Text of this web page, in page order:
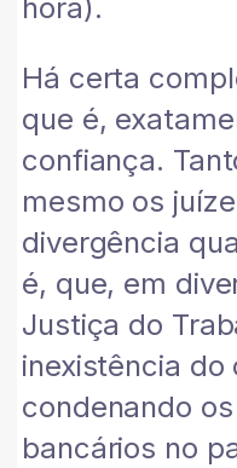
hora).
Há certa
que é,
confiança.
mesmo os
divergência
é, que, em
Justiça do
inexistência
condenando
bancários no